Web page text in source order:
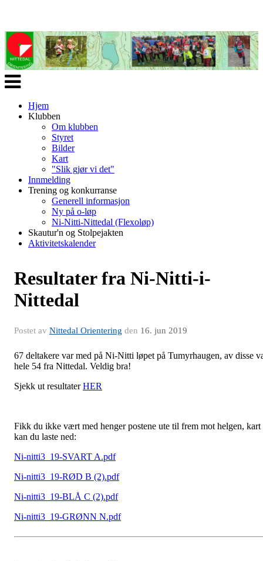
Veksle
navigasjon
Hjem
Klubben
Om klubben
Styret
Bilder
Kart
"Slik gjør vi det"
Innmelding
Trening og konkurranse
Generell informasjon
Ny på o-løp
Ni-Nitti-Nittedal (Flexoløp)
Skautur'n og Stolpejakten
Aktivitetskalender
Resultater fra Ni-Nitti-i-
Nittedal
Postet av Nittedal Orientering den 16. jun 2019
67 deltakere var med på Ni-Nitti løpet på Tumyrhaugen, av disse
hele 54 fra Nittedal. Veldig bra!
Sjekk ut resultaterHER
Fikk du ikke vært med henger postene ute til frem mot helgen, kart
kan du laste ned:
Ni-nitti3_19-SVART A.pdf
Ni-nitti3_19-RØD B (2).pdf
Ni-nitti3_19-BLÅ C (2).pdf
Ni-nitti3_19-GRØNN N.pdf